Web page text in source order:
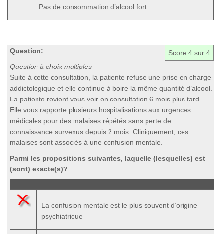
Pas de consommation d’alcool fort
Score 4 sur 4
Question:
Question à choix multiples
Suite à cette consultation, la patiente refuse une prise en charge
addictologique et elle continue à boire la même quantité d’alcool.
La patiente revient vous voir en consultation 6 mois plus tard.
Elle vous rapporte plusieurs hospitalisations aux urgences
médicales pour des malaises répétés sans perte de
connaissance survenus depuis 2 mois. Cliniquement, ces
malaises sont associés à une confusion mentale.
Parmi les propositions suivantes, laquelle (lesquelles) est
(sont) exacte(s)?
La confusion mentale est le plus souvent d’origine
psychiatrique